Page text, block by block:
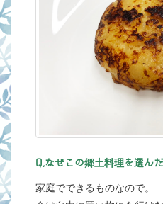
Q,なぜこの郷土料理を選ん
家庭でできるものなので。